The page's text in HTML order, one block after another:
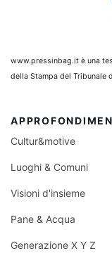
www.pressinbag.it è una
della Stampa del Tribunale
Cultur&motive
Luoghi & Comuni
Visioni d'insieme
Pane & Acqua
Generazione X Y Z